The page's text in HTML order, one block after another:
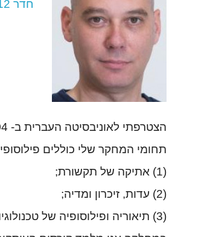
חדר 24512. שעות קבלה: יום ג' 16:00-17:00, בתיאום מראש
הצטרפתי לאוניבסיטה העברית ב- 2004 לאחר שסיימתי את לימודי הדוקטורט שלי באוניברסיטת McGill, קנדה.
תחומי המחקר שלי כוללים
(1) אתיקה של תקשורת;
(2) עדות, זיכרון ומדיה;
(3) תיאוריה ופילוסופיה של טכנולוגיות תקשורת.